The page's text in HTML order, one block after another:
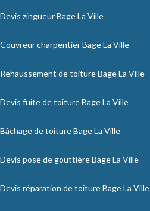
Devis zingueur Bage La Ville
Couvreur charpentier Bage La Ville
Rehaussement de toiture Bage La Ville
Devis fuite de toiture Bage La Ville
Bâchage de toiture Bage La Ville
Devis pose de gouttière Bage La Ville
Devis réparation de toiture Bage La Ville